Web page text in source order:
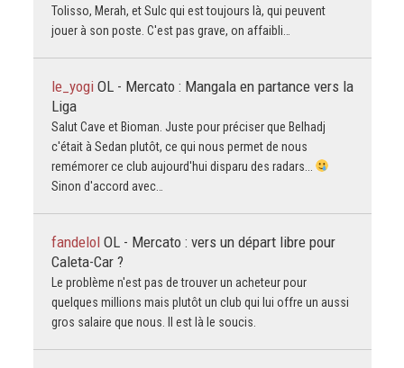
Tolisso, Merah, et Sulc qui est toujours là, qui peuvent
jouer à son poste. C'est pas grave, on affaibli…
le_yogi OL - Mercato : Mangala en partance vers la
Liga
Salut Cave et Bioman. Juste pour préciser que Belhadj
c'était à Sedan plutôt, ce qui nous permet de nous
remémorer ce club aujourd'hui disparu des radars...
Sinon d'accord avec…
fandelol OL - Mercato : vers un départ libre pour
Caleta-Car ?
Le problème n'est pas de trouver un acheteur pour
quelques millions mais plutôt un club qui lui offre un aussi
gros salaire que nous. Il est là le soucis.